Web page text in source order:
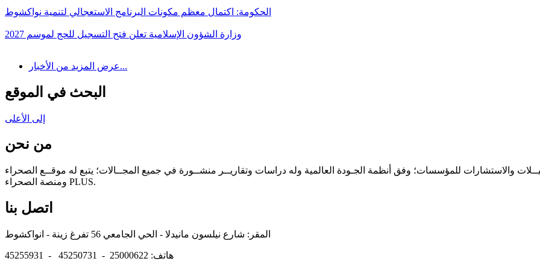
الحكومة: اكتمال معظم مكونات البرنامج الاستعجالي لتنمية نواكشوط
وزارة الشؤون الإسلامية تعلن فتح التسجيل للحج لموسم 2027
عرض المزيد من الأخبار...
البحث في الموقع
إلى الأعلى
من نحن
والاستشارات للمؤسسات؛ وفق أنظمة الجـودة العالمية وله دراسات وتقاريــر منشــورة في جميع المجــالات؛ يتبع له موقــع الصحراء
ومنصة الصحراء PLUS.
اتصل بنا
هاتف: 25000622 - 45250731 - 45255931